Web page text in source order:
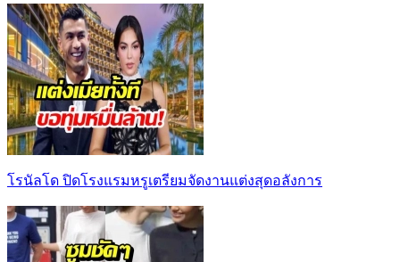
โรนัลโด ปิดโรงแรมหรูเตรียมจัดงานแต่งสุดอลังการ